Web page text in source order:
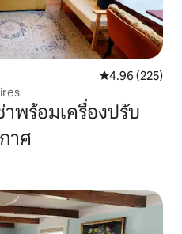
คะแนนเฉลี่ย
4.96 (225)
พร้อมเครื่องปรับ
าศ